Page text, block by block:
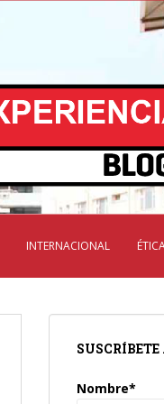
INTERNACIONAL
Nombre*